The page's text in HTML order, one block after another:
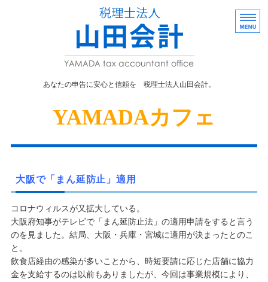
あなたの申告
あなたの申告に安心と信頼を 税理士法人山田会計。
採用情報
お問い合わせ
YAMADAカフェ
大阪で「まん延防止」適用
コロナウィルスが又拡大している。
大阪府知事がテレビで「まん延防止法」の適用申請をすると言う
のを見ました。結局、大阪・兵庫・宮城に適用が決まったとのこ
と。
飲食店経由の感染が多いことから、時短要請に応じた店舗に協力
金を支給するのは以前もありましたが、今回は事業規模により、